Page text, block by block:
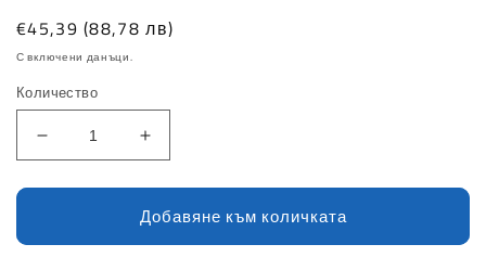
Обичайна
цена
€45,39(88,78 лв)
С включени данъци.
Количество
Намаляване
на
количеството
Увеличаване
на
количеството
за
Добавяне към количката